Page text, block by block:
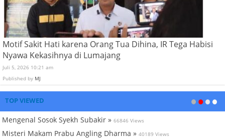
Motif Sakit Hati karena Orang Tua Dihina, IR Tega Habisi
Nyawa Kekasihnya di Lumajang
Juli 5, 2026 10:21 am
Published by MJ
TOP VIEWED
Mengenal Sosok Syekh Subakir » 66846 Views
Misteri Makam Prabu Angling Dharma » 40189 Views